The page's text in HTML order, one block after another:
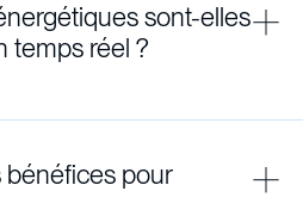
sont-elles
temps réel ?
bénéfices pour